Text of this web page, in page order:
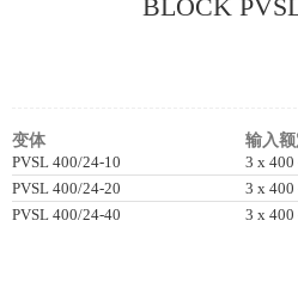
BLOCK
变体 输入
PVSL 400/24-10
3 x 400
PVSL 400/24-20
3 x 400
PVSL 400/24-40
3 x 400